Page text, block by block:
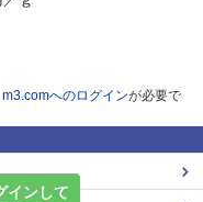
m3.comへのログインが必要で
インして